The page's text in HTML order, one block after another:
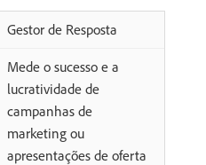
Gestor de Resposta
Mede o sucesso e a
lucratividade de
campanhas de
marketing ou
apresentações de oferta